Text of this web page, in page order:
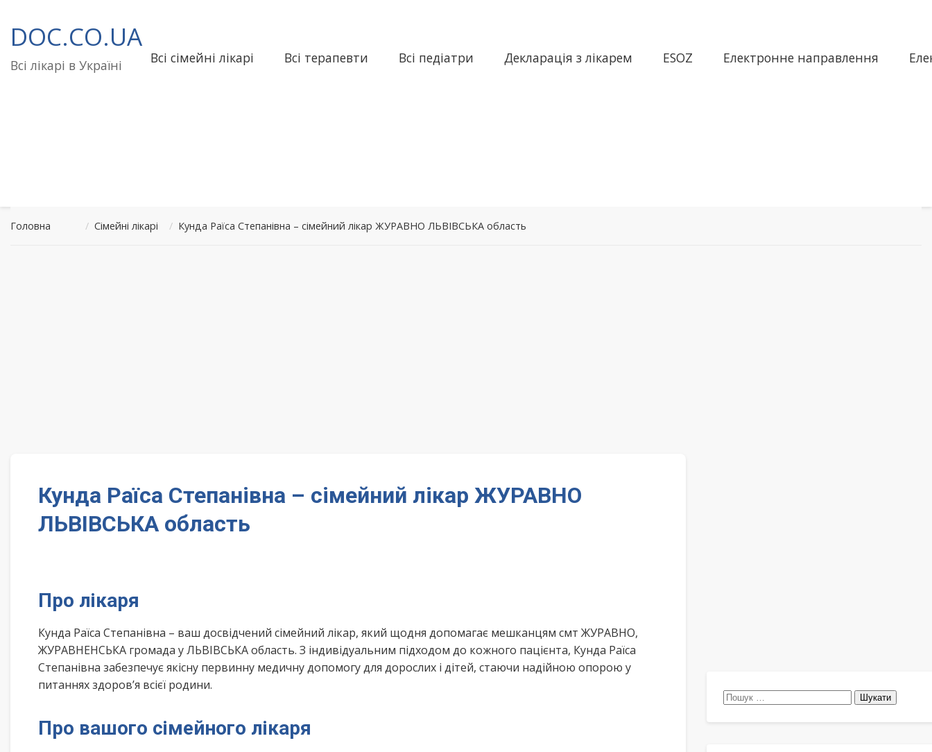
до
вмісту
DOC.CO.UA
Всі лікарі в Україні Всі сімейні лікарі Всі терапевти Всі педіатри Декларація з лікарем ESOZ Електронне направлення
Головна / Сімейні лікарі / Кунда Раїса Степанівна – сімейний лікар ЖУРАВНО ЛЬВІВСЬКА область
Кунда Раїса Степанівна – сімейний лікар ЖУРАВНО
ЛЬВІВСЬКА область
Про лікаря
Кунда Раїса Степанівна – ваш досвідчений сімейний лікар, який щодня допомагає мешканцям смт ЖУРАВНО,
ЖУРАВНЕНСЬКА громада у ЛЬВІВСЬКА область. З індивідуальним підходом до кожного пацієнта, Кунда Раїса
Степанівна забезпечує якісну первинну медичну допомогу для дорослих і дітей, стаючи надійною опорою у
питаннях здоров’я всієї родини.
Про вашого сімейного лікаря
Пошук: